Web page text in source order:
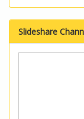
Slideshare